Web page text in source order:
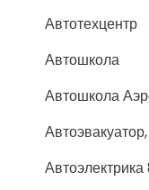
Автотехцентр
Автошкола
Автошкола
Автоэлектрика